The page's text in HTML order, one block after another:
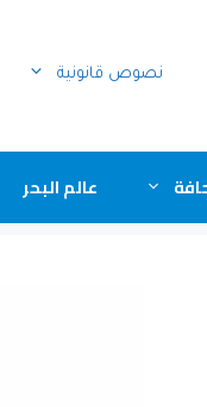
نصوص قانونية
عالم البحر